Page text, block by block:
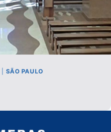
SÃO PAULO